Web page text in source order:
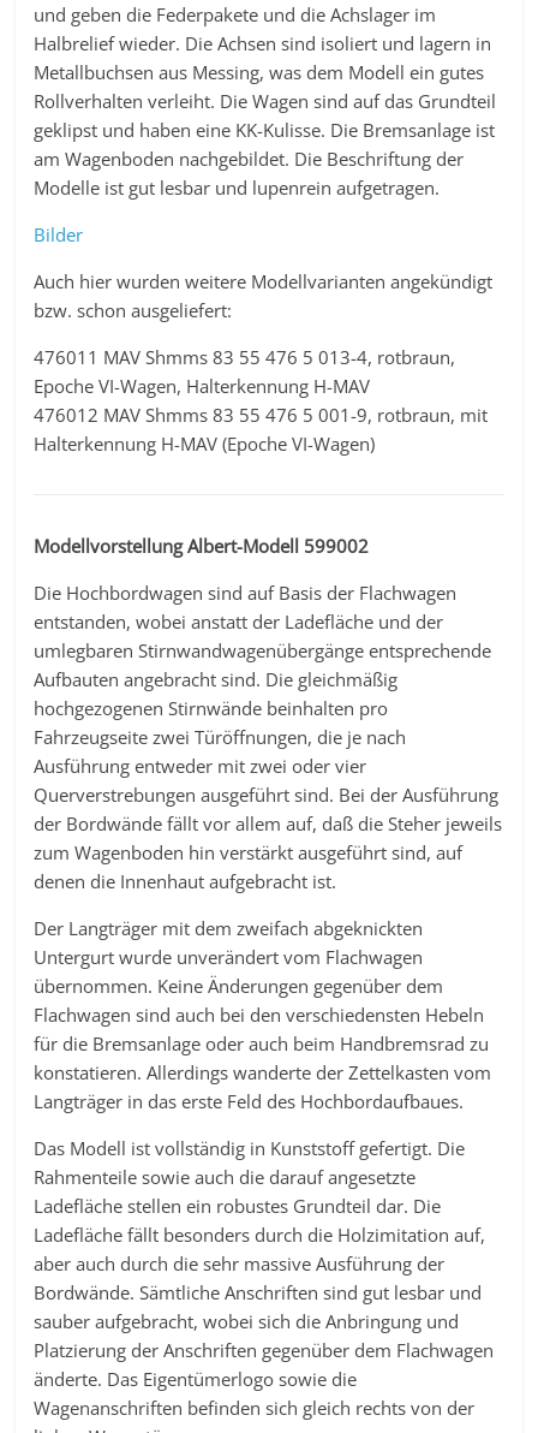
und geben die Federpakete und die Achslager im
Halbrelief wieder. Die Achsen sind isoliert und lagern in
Metallbuchsen aus Messing, was dem Modell ein gutes
Rollverhalten verleiht. Die Wagen sind auf das Grundteil
geklipst und haben eine KK-Kulisse. Die Bremsanlage ist
am Wagenboden nachgebildet. Die Beschriftung der
Modelle ist gut lesbar und lupenrein aufgetragen.
Bilder
Auch hier wurden weitere Modellvarianten angekündigt
bzw. schon ausgeliefert:
476011 MAV Shmms 83 55 476 5 013-4, rotbraun,
Epoche VI-Wagen, Halterkennung H-MAV
476012 MAV Shmms 83 55 476 5 001-9, rotbraun, mit
Halterkennung H-MAV (Epoche VI-Wagen)
Modellvorstellung Albert-Modell 599002
Die Hochbordwagen sind auf Basis der Flachwagen
entstanden, wobei anstatt der Ladefläche und der
umlegbaren Stirnwandwagenübergänge entsprechende
Aufbauten angebracht sind. Die gleichmäßig
hochgezogenen Stirnwände beinhalten pro
Fahrzeugseite zwei Türöffnungen, die je nach
Ausführung entweder mit zwei oder vier
Querverstrebungen ausgeführt sind. Bei der Ausführung
der Bordwände fällt vor allem auf, daß die Steher jeweils
zum Wagenboden hin verstärkt ausgeführt sind, auf
denen die Innenhaut aufgebracht ist.
Der Langträger mit dem zweifach abgeknickten
Untergurt wurde unverändert vom Flachwagen
übernommen. Keine Änderungen gegenüber dem
Flachwagen sind auch bei den verschiedensten Hebeln
für die Bremsanlage oder auch beim Handbremsrad zu
konstatieren. Allerdings wanderte der Zettelkasten vom
Langträger in das erste Feld des Hochbordaufbaues.
Das Modell ist vollständig in Kunststoff gefertigt. Die
Rahmenteile sowie auch die darauf angesetzte
Ladefläche stellen ein robustes Grundteil dar. Die
Ladefläche fällt besonders durch die Holzimitation auf,
aber auch durch die sehr massive Ausführung der
Bordwände. Sämtliche Anschriften sind gut lesbar und
sauber aufgebracht, wobei sich die Anbringung und
Platzierung der Anschriften gegenüber dem Flachwagen
änderte. Das Eigentümerlogo sowie die
Wagenanschriften befinden sich gleich rechts von der